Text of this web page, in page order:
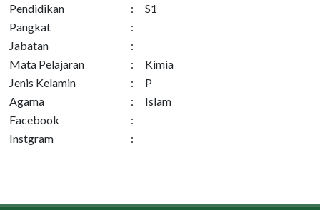
Pendidikan
:
S1
Pangkat
:
Jabatan
:
Mata Pelajaran
:
Kimia
Jenis Kelamin
:
P
Agama
:
Islam
Facebook
:
Instgram
: